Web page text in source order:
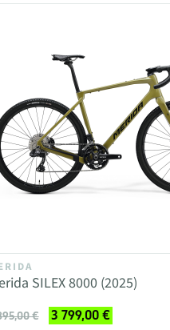
SILEX 8000 (2025)
€ 3 799,00 €